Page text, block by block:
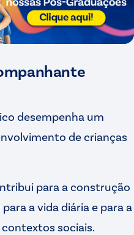
desempenha um
de crianças
para a construção
a vida diária e para a
sociais.